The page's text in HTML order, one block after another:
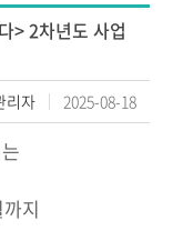
> 2차년도 사업
리자 2025-08-18
지